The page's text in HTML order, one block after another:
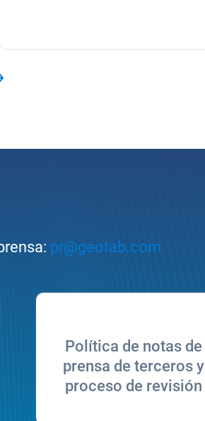
pr@geotab.com
Política de notas de
prensa de terceros y
proceso de revisión